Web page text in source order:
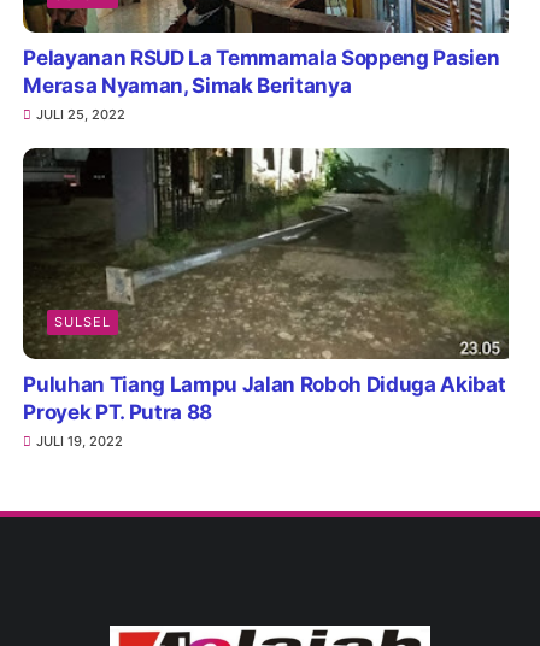
Pelayanan RSUD La Temmamala Soppeng Pasien
Merasa Nyaman, Simak Beritanya
JULI 25, 2022
SULSEL
Puluhan Tiang Lampu Jalan Roboh Diduga Akibat
Proyek PT. Putra 88
JULI 19, 2022